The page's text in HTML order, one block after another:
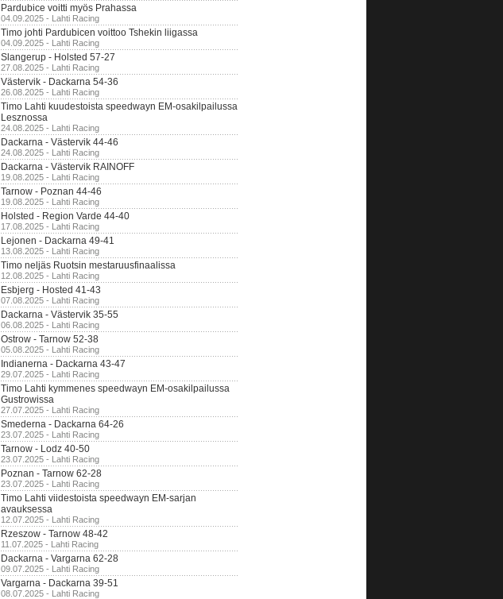
Pardubice voitti myös Prahassa
04.09.2025 - Lahti Racing
Timo johti Pardubicen voittoo Tshekin liigassa
04.09.2025 - Lahti Racing
Slangerup - Holsted 57-27
27.08.2025 - Lahti Racing
Västervik - Dackarna 54-36
26.08.2025 - Lahti Racing
Timo Lahti kuudestoista speedwayn EM-osakilpailussa
Lesznossa
24.08.2025 - Lahti Racing
Dackarna - Västervik 44-46
24.08.2025 - Lahti Racing
Dackarna - Västervik RAINOFF
19.08.2025 - Lahti Racing
Tarnow - Poznan 44-46
19.08.2025 - Lahti Racing
Holsted - Region Varde 44-40
17.08.2025 - Lahti Racing
Lejonen - Dackarna 49-41
13.08.2025 - Lahti Racing
Timo neljäs Ruotsin mestaruusfinaalissa
12.08.2025 - Lahti Racing
Esbjerg - Hosted 41-43
07.08.2025 - Lahti Racing
Dackarna - Västervik 35-55
06.08.2025 - Lahti Racing
Ostrow - Tarnow 52-38
05.08.2025 - Lahti Racing
Indianerna - Dackarna 43-47
29.07.2025 - Lahti Racing
Timo Lahti kymmenes speedwayn EM-osakilpailussa
Gustrowissa
27.07.2025 - Lahti Racing
Smederna - Dackarna 64-26
23.07.2025 - Lahti Racing
Tarnow - Lodz 40-50
23.07.2025 - Lahti Racing
Poznan - Tarnow 62-28
23.07.2025 - Lahti Racing
Timo Lahti viidestoista speedwayn EM-sarjan
avauksessa
12.07.2025 - Lahti Racing
Rzeszow - Tarnow 48-42
11.07.2025 - Lahti Racing
Dackarna - Vargarna 62-28
09.07.2025 - Lahti Racing
Vargarna - Dackarna 39-51
08.07.2025 - Lahti Racing